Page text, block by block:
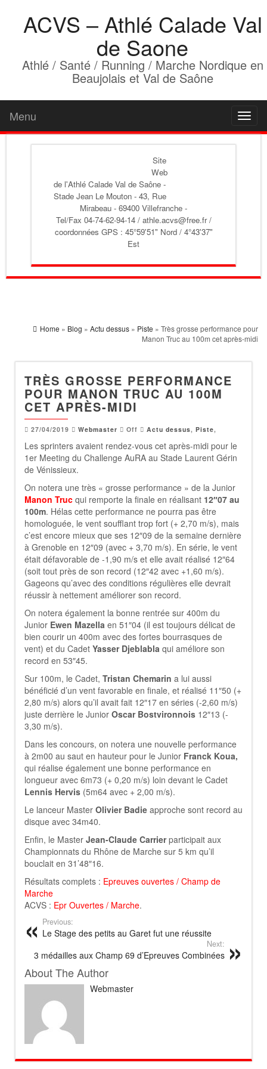
ACVS – Athlé Calade Val
de Saone
Athlé / Santé / Running / Marche Nordique en
Beaujolais et Val de Saône
Menu
Site
Web
de l'Athlé Calade Val de Saône -
Stade Jean Le Mouton - 43, Rue
Mirabeau - 69400 Villefranche -
Tel/Fax 04-74-62-94-14 / athle.acvs@free.fr /
coordonnées GPS : 45°59'51" Nord / 4°43'37"
Est
Home » Blog » Actu dessus » Piste » Très grosse performance pour
Manon Truc au 100m cet après-midi
TRÈS GROSSE PERFORMANCE
POUR MANON TRUC AU 100M
CET APRÈS-MIDI
27/04/2019 Webmaster Off Actu dessus, Piste,
Les sprinters avaient rendez-vous cet après-midi pour le
1er Meeting du Challenge AuRA au Stade Laurent Gérin
de Vénissieux.
On notera une très « grosse performance » de la Junior
Manon Truc qui remporte la finale en réalisant 12″07 au
100m. Hélas cette performance ne pourra pas être
homologuée, le vent soufflant trop fort (+ 2,70 m/s), mais
c’est encore mieux que ses 12″09 de la semaine dernière
à Grenoble en 12″09 (avec + 3,70 m/s). En série, le vent
était défavorable de -1,90 m/s et elle avait réalisé 12″64
(soit tout près de son record (12″42 avec +1,60 m/s).
Gageons qu’avec des conditions régulières elle devrait
réussir à nettement améliorer son record.
On notera également la bonne rentrée sur 400m du
Junior Ewen Mazella en 51″04 (il est toujours délicat de
bien courir un 400m avec des fortes bourrasques de
vent) et du Cadet Yasser Djeblabla qui améliore son
record en 53″45.
Sur 100m, le Cadet, Tristan Chemarin a lui aussi
bénéficié d’un vent favorable en finale, et réalisé 11″50 (+
2,80 m/s) alors qu’il avait fait 12″17 en séries (-2,60 m/s)
juste derrière le Junior Oscar Bostvironnois 12″13 (-
3,30 m/s).
Dans les concours, on notera une nouvelle performance
à 2m00 au saut en hauteur pour le Junior Franck Koua,
qui réalise également une bonne performance en
longueur avec 6m73 (+ 0,20 m/s) loin devant le Cadet
Lennis Hervis (5m64 avec + 2,00 m/s).
Le lanceur Master Olivier Badie approche sont record au
disque avec 34m40.
Enfin, le Master Jean-Claude Carrierparticipait aux
Championnats du Rhône de Marche sur 5 km qu’il
bouclait en 31’48″16.
Résultats complets : Epreuves ouvertes / Champ de
Marche
ACVS : Epr Ouvertes / Marche.
Previous:
Le Stage des petits au Garet fut une réussite
Next:
3 médailles aux Champ 69 d’Epreuves Combinées
About The Author
Webmaster